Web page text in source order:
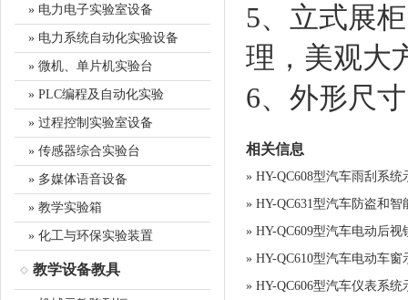
» 电力电子实验室设备
» 电力系统自动化实验设备
» 微机、单片机实验台
» PLC编程及自动化实验
» 过程控制实验室设备
» 传感器综合实验台
» 多媒体语音设备
» 教学实验箱
» 化工与环保实验装置
教学设备教具
5、立式展
理，美观大
6、外形尺
相关信息
» HY-QC608型汽车雨刮系统
» HY-QC631型汽车防盗和
» HY-QC609型汽车电动后视
» HY-QC610型汽车电动车窗
» HY-QC606型汽车仪表系统